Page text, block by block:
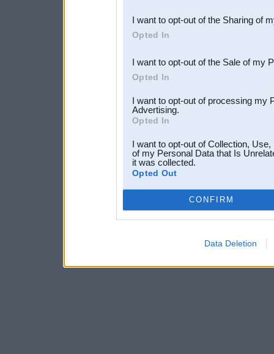
Downstream Participants
third parties.
I want to opt-out of the Sharing of
Opted In
I want to opt-out of the Sale of my
Opted In
I want to opt-out of processing my
Advertising.
Opted In
I want to opt-out of Collection,
of my Personal Data that Is
it was collected.
Opted Out
CONFIRM
Data Deletion